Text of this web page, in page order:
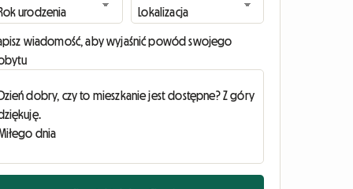
wiadomość, aby wyjaśnić powód swojego